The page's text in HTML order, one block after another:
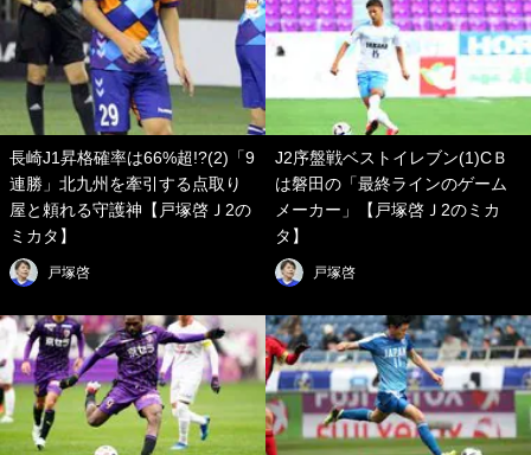
長崎J1昇格確率は66%超!?(2)「9
連勝」北九州を牽引する点取り
屋と頼れる守護神【戸塚啓Ｊ2の
ミカタ】
戸塚啓
J2序盤戦ベストイレブン(1)CＢ
は磐田の「最終ラインのゲーム
メーカー」【戸塚啓Ｊ2のミカ
タ】
戸塚啓